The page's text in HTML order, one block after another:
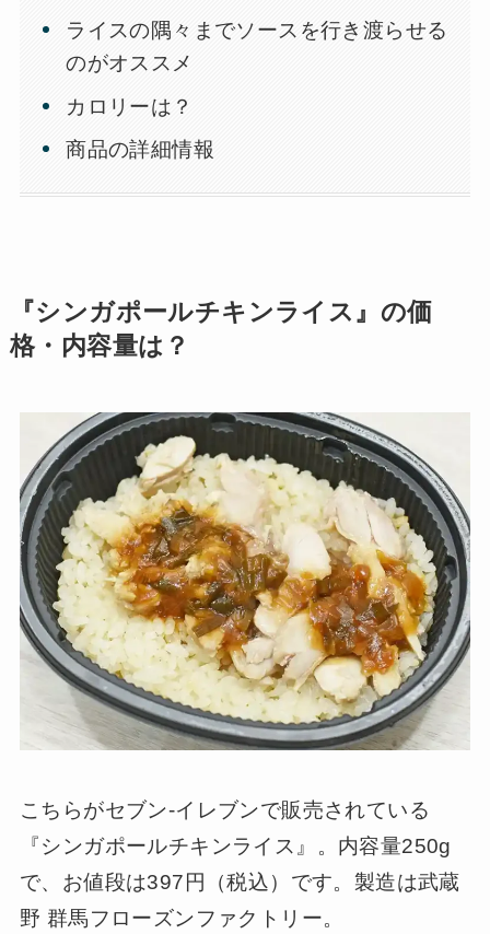
ライスの隅々までソースを行き渡らせる
のがオススメ
カロリーは？
商品の詳細情報
『シンガポールチキンライス』の価
格・内容量は？
こちらがセブン-イレブンで販売されている
『シンガポールチキンライス』。内容量250g
で、お値段は397円（税込）です。製造は武蔵
野 群馬フローズンファクトリー。